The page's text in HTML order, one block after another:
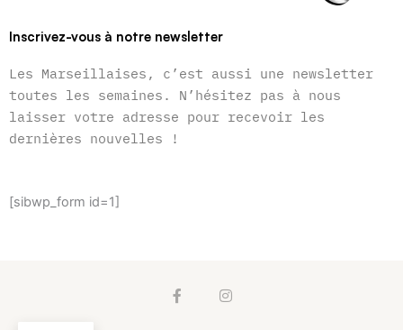
Inscrivez-vous à notre newsletter
Les Marseillaises, c’est aussi une newsletter
toutes les semaines. N’hésitez pas à nous
laisser votre adresse pour recevoir les
dernières nouvelles !
[sibwp_form id=1]
F
a
I